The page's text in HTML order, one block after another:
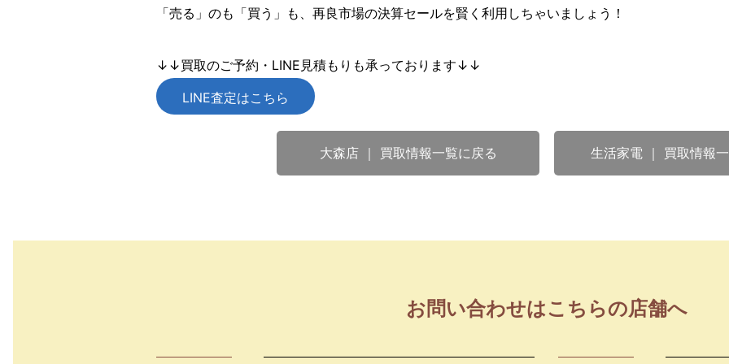
「売る」のも「買う」も、再良市場の決算セールを賢く利用しちゃいましょう！
↓↓買取のご予約・LINE見積もりも承っております↓↓
LINE査定はこちら
大森店 ｜ 買取情報一覧に戻る 生活家電 ｜ 買取情報
お問い合わせはこちらの店舗へ